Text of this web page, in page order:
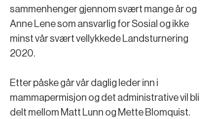
sammenhenger gjennom svært mange år og
Anne Lene som ansvarlig for Sosial og ikke
minst vår svært vellykkede Landsturnering
2020.
Etter påske går vår daglig leder inn i
mammapermisjon og det administrative vil bli
delt mellom Matt Lunn og Mette Blomquist.